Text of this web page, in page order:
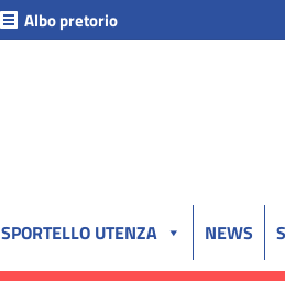
Albo pretorio
SPORTELLO UTENZA NEWS